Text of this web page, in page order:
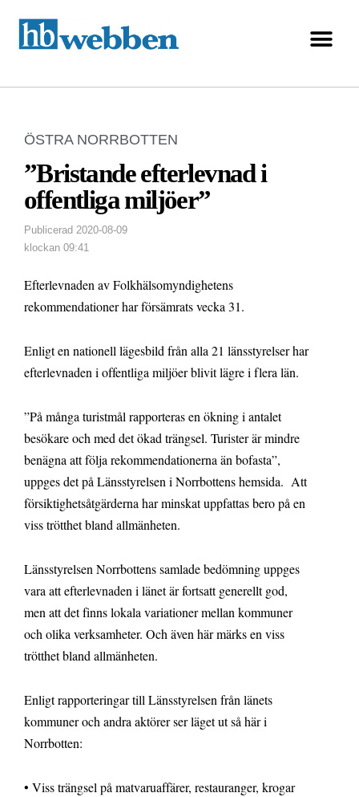
ÖSTRA NORRBOTTEN
”Bristande efterlevnad i
offentliga miljöer”
Publicerad 2020-08-09
klockan 09:41
Efterlevnaden av Folkhälsomyndighetens
rekommendationer har försämrats vecka 31.
Enligt en nationell lägesbild från alla 21 länsstyrelser har
efterlevnaden i offentliga miljöer blivit lägre i flera län.
”På många turistmål rapporteras en ökning i antalet
besökare och med det ökad trängsel. Turister är mindre
benägna att följa rekommendationerna än bofasta”,
uppges det på Länsstyrelsen i Norrbottens hemsida. Att
försiktighetsåtgärderna har minskat uppfattas bero på en
viss trötthet bland allmänheten.
Länsstyrelsen Norrbottens samlade bedömning uppges
vara att efterlevnaden i länet är fortsatt generellt god,
men att det finns lokala variationer mellan kommuner
och olika verksamheter. Och även här märks en viss
trötthet bland allmänheten.
Enligt rapporteringar till Länsstyrelsen från länets
kommuner och andra aktörer ser läget ut så här i
Norrbotten:
• Viss trängsel på matvaruaffärer, restauranger, krogar